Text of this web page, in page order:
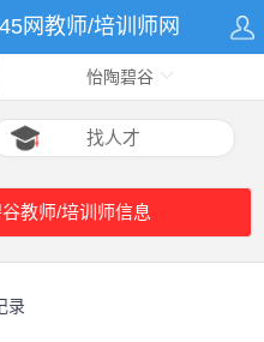
网教师/培训师网
怡陶碧谷
找人才
教师/培训师信息
录